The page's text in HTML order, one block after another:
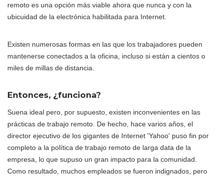
remoto es una opción más viable ahora que nunca y con la
ubicuidad de la electrónica habilitada para Internet.
Existen numerosas formas en las que los trabajadores pueden
mantenerse conectados a la oficina, incluso si están a cientos o
miles de millas de distancia.
Entonces, ¿funciona?
Suena ideal pero, por supuesto, existen inconvenientes en las
prácticas de trabajo remoto. De hecho, hace varios años, el
director ejecutivo de los gigantes de Internet 'Yahoo' puso fin por
completo a la política de trabajo remoto de larga data de la
empresa, lo que supuso un gran impacto para la comunidad.
Como resultado, muchos empleados se fueron indignados, pero